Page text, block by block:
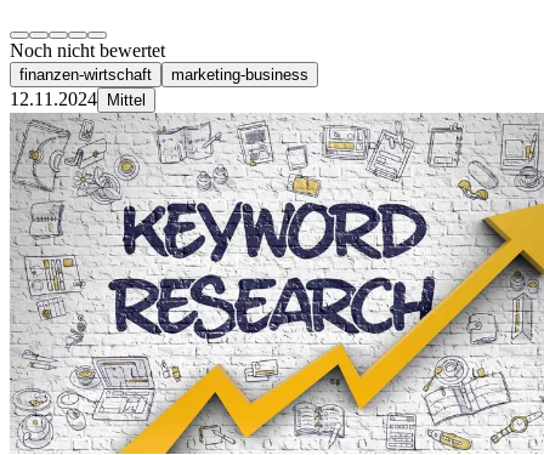
Noch nicht bewertet
finanzen-wirtschaft marketing-business
12.11.2024 Mittel